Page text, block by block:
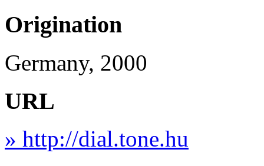
Origination
Germany, 2000
URL
» http://dial.tone.hu